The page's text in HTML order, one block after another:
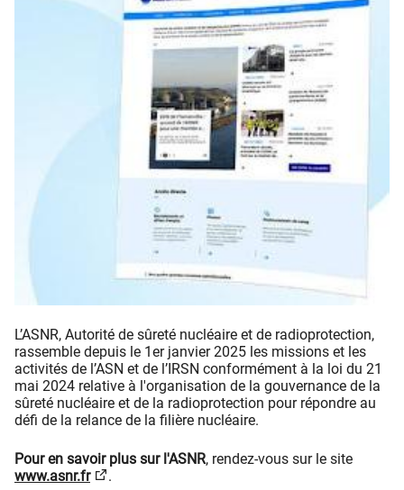
L’ASNR, Autorité de sûreté nucléaire et de radioprotection,
rassemble depuis le 1er janvier 2025 les missions et les
activités de l’ASN et de l’IRSN conformément à la loi du 21
mai 2024 relative à l'organisation de la gouvernance de la
sûreté nucléaire et de la radioprotection pour répondre au
défi de la relance de la filière nucléaire.
Pour en savoir plus sur l'ASNR, rendez-vous sur le site
www.asnr.fr
.